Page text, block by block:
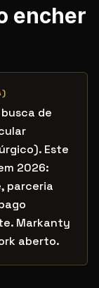
encher
de
Este
2026:
parceria
Markanty
aberto.